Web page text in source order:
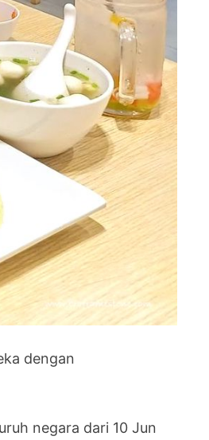
dengan
negara dari 10 Jun